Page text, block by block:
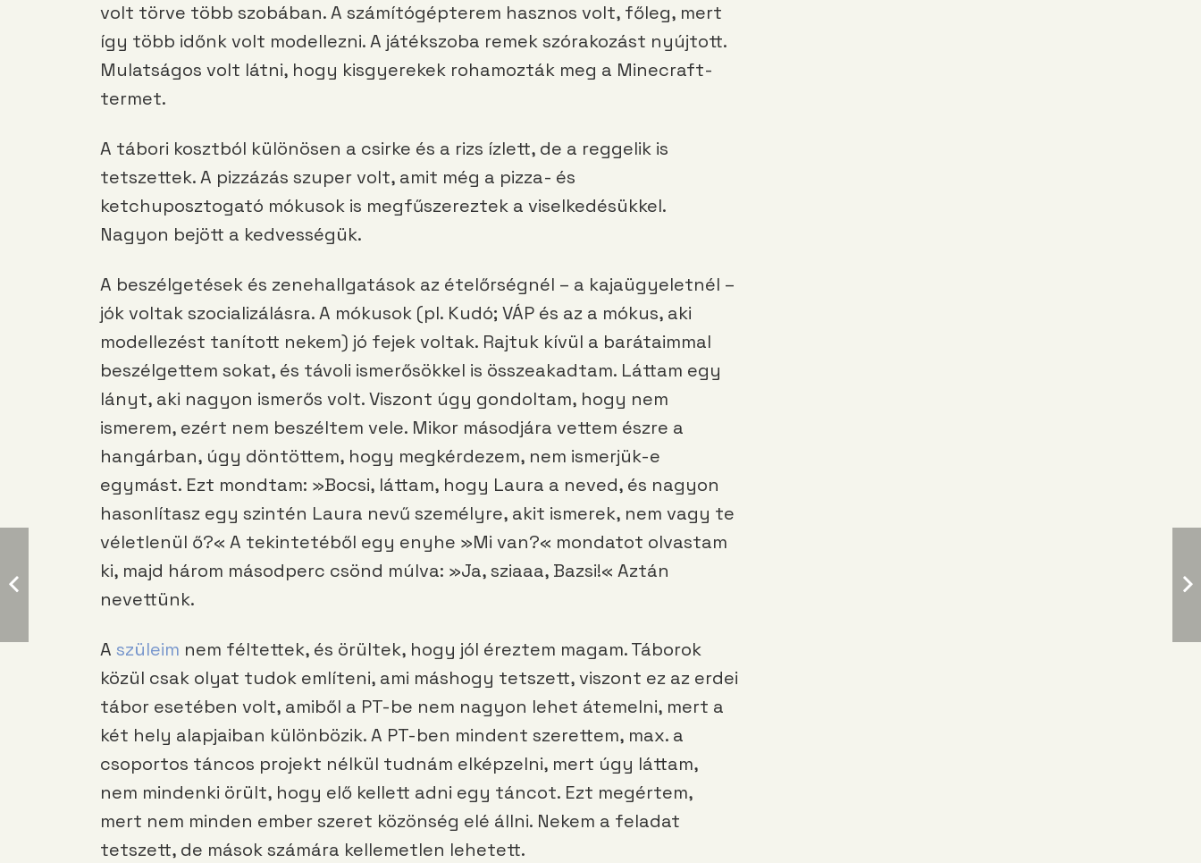
volt törve több szobában. A számítógépterem hasznos volt, főleg, mert
így több időnk volt modellezni. A játékszoba remek szórakozást nyújtott.
Mulatságos volt látni, hogy kisgyerekek rohamozták meg a Minecraft-
termet.
A tábori kosztból különösen a csirke és a rizs ízlett, de a reggelik is
tetszettek. A pizzázás szuper volt, amit még a pizza- és
ketchuposztogató mókusok is megfűszereztek a viselkedésükkel.
Nagyon bejött a kedvességük.
A beszélgetések és zenehallgatások az ételőrségnél – a kajaügyeletnél –
jók voltak szocializálásra. A mókusok (pl. Kudó; VÁP és az a mókus, aki
modellezést tanított nekem) jó fejek voltak. Rajtuk kívül a barátaimmal
beszélgettem sokat, és távoli ismerősökkel is összeakadtam. Láttam egy
lányt, aki nagyon ismerős volt. Viszont úgy gondoltam, hogy nem
ismerem, ezért nem beszéltem vele. Mikor másodjára vettem észre a
hangárban, úgy döntöttem, hogy megkérdezem, nem ismerjük-e
egymást. Ezt mondtam: »Bocsi, láttam, hogy Laura a neved, és nagyon
hasonlítasz egy szintén Laura nevű személyre, akit ismerek, nem vagy te
véletlenül ő?« A tekintetéből egy enyhe »Mi van?« mondatot olvastam
ki, majd három másodperc csönd múlva: »Ja, sziaaa, Bazsi!« Aztán
nevettünk.
A szüleim nem féltettek, és örültek, hogy jól éreztem magam. Táborok
közül csak olyat tudok említeni, ami máshogy tetszett, viszont ez az erdei
tábor esetében volt, amiből a PT-be nem nagyon lehet átemelni, mert a
két hely alapjaiban különbözik. A PT-ben mindent szerettem, max. a
csoportos táncos projekt nélkül tudnám elképzelni, mert úgy láttam,
nem mindenki örült, hogy elő kellett adni egy táncot. Ezt megértem,
mert nem minden ember szeret közönség elé állni. Nekem a feladat
tetszett, de mások számára kellemetlen lehetett.